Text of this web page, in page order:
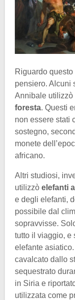
Riguardo
pensiero. Alcuni
Annibale utilizzò
foresta. Questi
non essere stati
sostegno,
monete
africano.
Altri studiosi,
utilizzò elefanti
e degli elefanti,
possibile dal
sopravvisse.
tutto il viaggio, e
elefante
cavalcato dallo
sequestrato
in Siria e
utilizzata come